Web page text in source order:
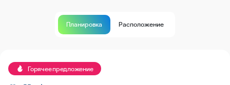
Планировка Расположение
Горячее предложение